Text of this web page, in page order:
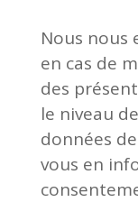
Nous nous
en cas de
des
le niveau
données
vous en